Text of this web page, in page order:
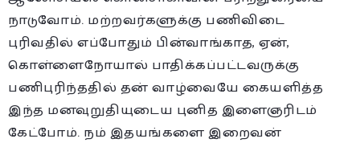
நாடுவோம். மற்றவர்களுக்கு பணிவிடை
புரிவதில் எப்போதும் பின்வாங்காத, ஏன்,
கொள்ளைநோயால் பாதிக்கப்பட்டவருக்கு
பணிபுரிந்ததில் தன் வாழ்வையே கையளித்த
இந்த மனவுறுதியுடைய புனித இளைஞரிடம்
கேட்போம். நம் இதயங்களை இறைவன்